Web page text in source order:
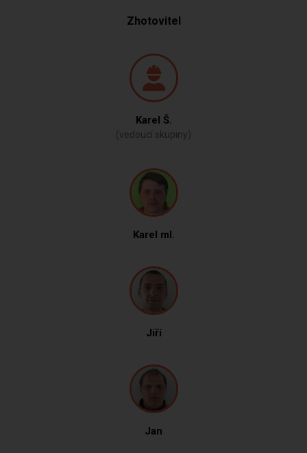
Zhotovitel
Karel Š.
(vedoucí skupiny)
Karel ml.
Jiří
Jan